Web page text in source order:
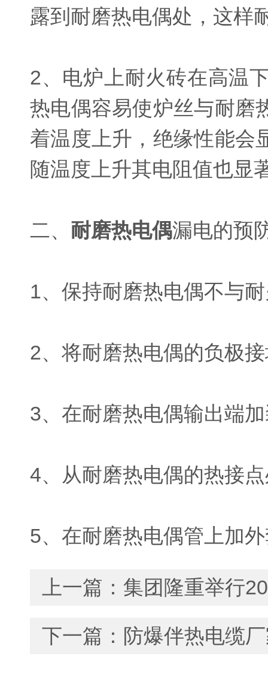
露到耐磨热电偶处，这样
2、电炉上耐火砖在高温
热电偶容易使炉丝与耐磨
着温度上升，绝缘性能会
随温度上升其电阻值也显
二、 耐磨热电偶漏电的预
1、保持耐磨热电偶不与
2、将耐磨热电偶的负极
3、在耐磨热电偶输出端
4、从耐磨热电偶的热接
5、在耐磨热电偶管上加
上一篇： 集团隆重举行
下一篇： 防爆伴热电缆